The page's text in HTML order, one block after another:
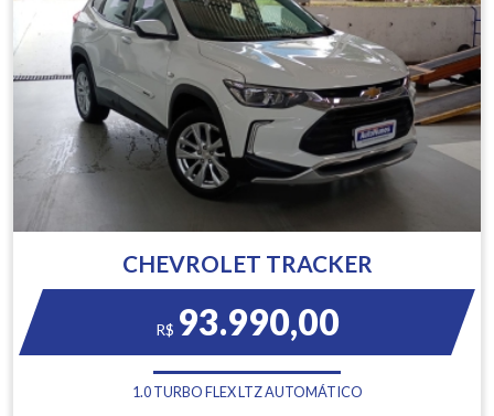
CHEVROLET TRACKER
R$ 93.990,00
1.0 TURBO FLEX LTZ AUTOMÁTICO